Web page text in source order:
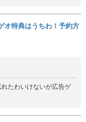
オ特典はうちわ！予約方
たわいけないが広告ゲ